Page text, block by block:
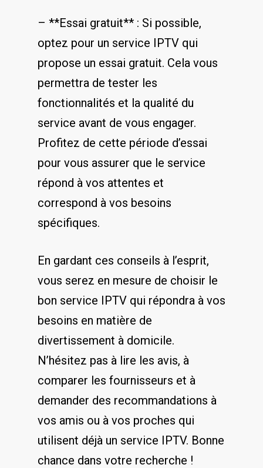
– ⁣**Essai⁢ gratuit** : Si ⁣possible,
optez pour un ‌service IPTV ⁢qui
propose un essai ⁣gratuit. Cela vous
permettra de tester les
fonctionnalités et la qualité du
service ​avant de vous engager.
Profitez de cette‌ période d’essai
pour vous assurer que⁣ le service
‍répond à vos attentes et
correspond à⁤ vos besoins
‍spécifiques.
En gardant ces conseils ⁢à l’esprit,‌
vous serez en mesure de‌ choisir‌ le
bon​ service IPTV qui répondra à vos
besoins en matière de
divertissement à ⁢domicile.
N’hésitez pas à ⁤lire les avis, à‌
comparer les fournisseurs et à‍
demander ‍des recommandations à
vos amis ⁤ou à vos ‍proches ‍qui
utilisent déjà un service IPTV. ‍Bonne
chance dans votre⁤ recherche !